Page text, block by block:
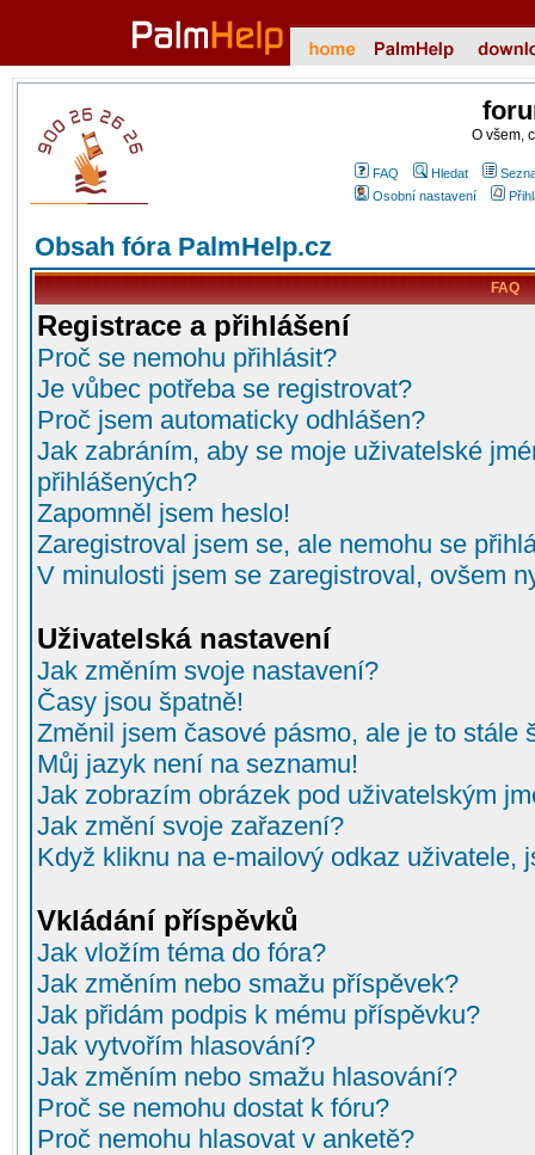
O všem,
FAQ Hledat
Osobní nastavení
Obsah fóra PalmHelp.cz
FAQ
Registrace a přihlášení
Proč se nemohu přihlásit?
Je vůbec potřeba se registrovat?
Proč jsem automaticky odhlášen?
Jak zabráním, aby se moje uživatelské
přihlášených?
Zapomněl jsem heslo!
Zaregistroval jsem se, ale nemohu se
V minulosti jsem se zaregistroval, ovšem
Uživatelská nastavení
Jak změním svoje nastavení?
Časy jsou špatně!
Změnil jsem časové pásmo, ale je to stále
Můj jazyk není na seznamu!
Jak zobrazím obrázek pod uživatelským
Jak změní svoje zařazení?
Když kliknu na e-mailový odkaz uživatele,
Vkládání příspěvků
Jak vložím téma do fóra?
Jak změním nebo smažu příspěvek?
Jak přidám podpis k mému příspěvku?
Jak vytvořím hlasování?
Jak změním nebo smažu hlasování?
Proč se nemohu dostat k fóru?
Proč nemohu hlasovat v anketě?